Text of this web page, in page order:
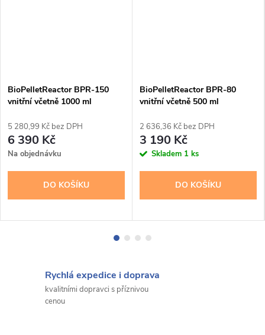
BioPelletReactor BPR-150
vnitřní včetně 1000 ml
5 280,99 Kč bez DPH
6 390 Kč
Na objednávku
DO KOŠÍKU
BioPelletReactor BPR-80
vnitřní včetně 500 ml
2 636,36 Kč bez DPH
3 190 Kč
Skladem 1 ks
DO KOŠÍKU
Rychlá expedice i doprava
kvalitními dopravci s příznivou
cenou